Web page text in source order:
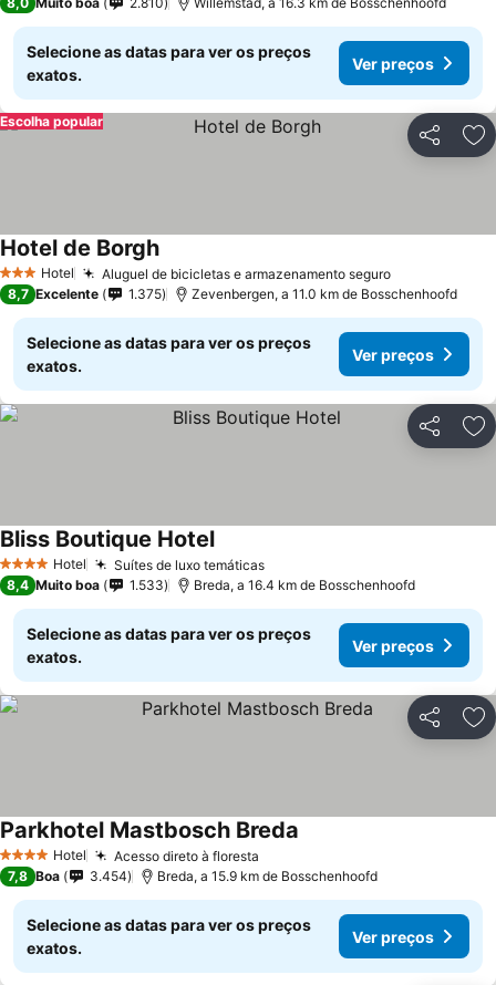
Selecione as datas para ver os preços
exatos.
Ver preços
Partilhar
Escolha popular
3 EstrelasHotel Aluguel de bicicletas e armazenamento seguroVer preços
Hotel de BorghVer preços
8,7 Excelente 1.375 Zevenbergen, a 11.0 km de Bosschenhoofd
Selecione as datas para ver os preços
exatos.
Ver preços
Partilhar
4 EstrelasHotel Suítes de luxo temáticasVer preços
Bliss Boutique HotelVer preços
8,4 Muito boa 1.533 Breda, a 16.4 km de Bosschenhoofd
Selecione as datas para ver os preços
exatos.
Ver preços
Partilhar
4 EstrelasHotel Acesso direto à floresta
Parkhotel Mastbosch Breda
7,8 Boa 3.454 Breda, a 15.9 km de Bosschenhoofd
Selecione as datas para ver os preços
exatos.
Ver preços